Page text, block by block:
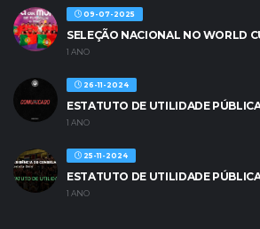
09-07-2025
SELEÇÃO NACIONAL NO WORLD
1 ANO
26-11-2024
ESTATUTO DE UTILIDADE
1 ANO
25-11-2024
ESTATUTO DE UTILIDADE
1 ANO